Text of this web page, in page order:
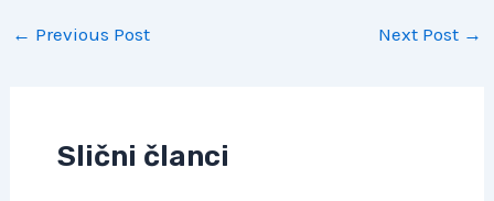
Post
← Previous Post Next Post →
Slični članci